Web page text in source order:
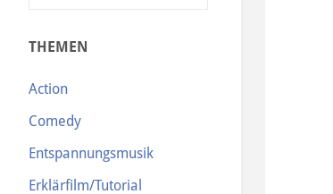
THEMEN
Action
Comedy
Entspannungsmusik
Erklärfilm/Tutorial